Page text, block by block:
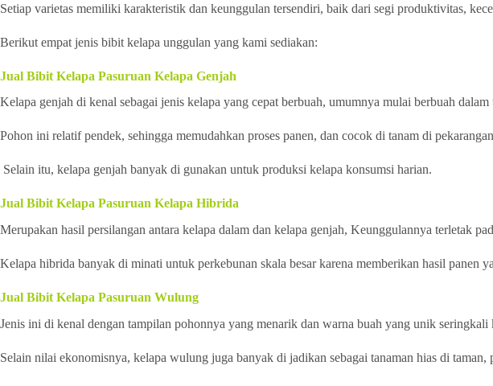
Setiap varietas memiliki karakteristik dan keunggulan tersendiri, baik dari segi produktivitas,
Berikut empat jenis bibit kelapa unggulan yang kami sediakan:
Jual Bibit Kelapa Pasuruan Kelapa Genjah
Kelapa genjah di kenal sebagai jenis kelapa yang cepat berbuah, umumnya mulai berbuah dalam
Pohon ini relatif pendek, sehingga memudahkan proses panen, dan cocok di tanam di
Selain itu, kelapa genjah banyak di gunakan untuk produksi kelapa konsumsi harian.
Jual Bibit Kelapa Pasuruan Kelapa Hibrida
Merupakan hasil persilangan antara kelapa dalam dan kelapa genjah, Keunggulannya terletak
Kelapa hibrida banyak di minati untuk perkebunan skala besar karena memberikan hasil panen
Jual Bibit Kelapa Pasuruan Wulung
Jenis ini di kenal dengan tampilan pohonnya yang menarik dan warna buah yang unik seringkali
Selain nilai ekonomisnya, kelapa wulung juga banyak di jadikan sebagai tanaman hias di taman,